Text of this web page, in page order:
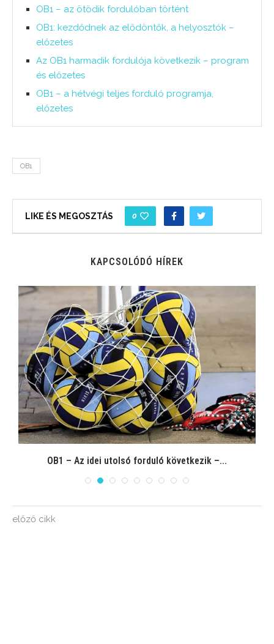
OB1 – az ötödik fordulóban történt
OB1: kezdődnek az elődöntők, a helyosztók –
előzetes
Az OB1 harmadik fordulója következik – program
és előzetes
OB1 – a hétvégi teljes forduló programja,
előzetes
OB1
LIKE ÉS MEGOSZTÁS 0
KAPCSOLÓDÓ HÍREK
OB1 – Az idei utolsó forduló következik –...
előző cikk